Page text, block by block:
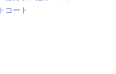
コート